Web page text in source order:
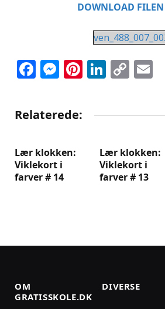
DOWNLOAD FILEN
Facebook
Messenger
Pinterest
Copy
Relaterede:
Lær klokken:
Viklekort i
farver # 14
Lær klokken:
Viklekort i
farver # 13
OM
GRATISSKOLE.DK
DIVERSE